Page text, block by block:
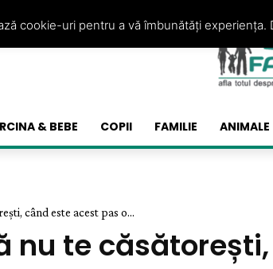
& BEBE COPII FAMILIE ANIMALE
când este acest pas o...
nu te
cookie-uri pentru a vă îmbunătăți